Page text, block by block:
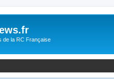
de la RC Française